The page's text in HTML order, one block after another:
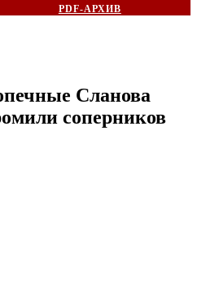
PDF-АРХИВ
Сланова
соперников